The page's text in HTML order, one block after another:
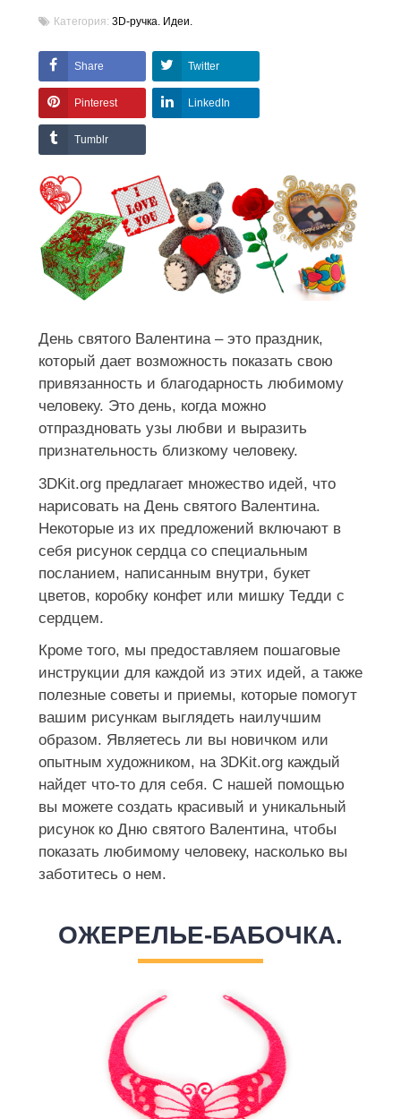
Категория:3D-ручка. Идеи.
Share Twitter
Pinterest LinkedIn
Tumblr
День святого Валентина – это праздник,
который дает возможность показать свою
привязанность и благодарность любимому
человеку. Это день, когда можно
отпраздновать узы любви и выразить
признательность близкому человеку.
3DKit.org предлагает множество идей, что
нарисовать на День святого Валентина.
Некоторые из их предложений включают в
себя рисунок сердца со специальным
посланием, написанным внутри, букет
цветов, коробку конфет или мишку Тедди с
сердцем.
Кроме того, мы предоставляем пошаговые
инструкции для каждой из этих идей, а также
полезные советы и приемы, которые помогут
вашим рисункам выглядеть наилучшим
образом. Являетесь ли вы новичком или
опытным художником, на 3DKit.org каждый
найдет что-то для себя. С нашей помощью
вы можете создать красивый и уникальный
рисунок ко Дню святого Валентина, чтобы
показать любимому человеку, насколько вы
заботитесь о нем.
ОЖЕРЕЛЬЕ-БАБОЧКА.